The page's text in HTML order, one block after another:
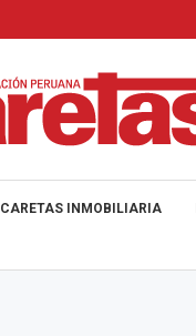
CARETAS INMOBILIARIA